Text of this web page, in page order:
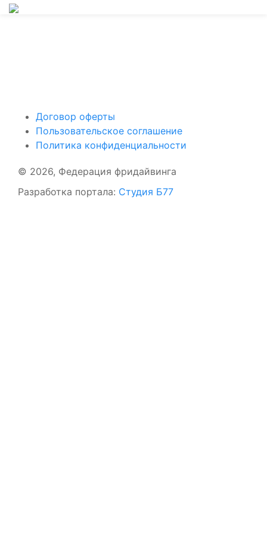
Договор оферты
Пользовательское соглашение
Политика конфиденциальности
© 2026, Федерация фридайвинга
Разработка портала: Студия Б77